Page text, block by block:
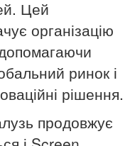
Цей
організацію
ринок і
рішення.
продовжує